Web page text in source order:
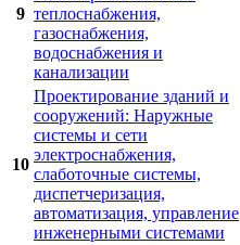
9 теплоснабжения,
газоснабжения,
водоснабжения и
канализации
10
Проектирование зданий и
сооружений: Наружные
системы и сети
электроснабжения,
слаботочные системы,
диспетчеризация,
автоматизация, управление
инженерными системами